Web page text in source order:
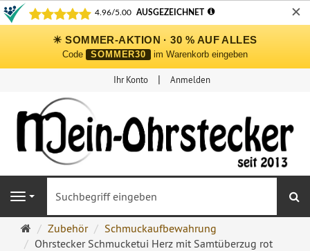
✕
☀ SOMMER-AKTION · 30 % AUF ALLES
Code SOMMER30 im Warenkorb eingeben
Ihr Konto Anmelden
Navigation
Ohrringe
Ohrstecker
Zubehör
Schmuckaufbewahrung
Ohrstecker Schmucketui Herz mit Samtüberzug rot